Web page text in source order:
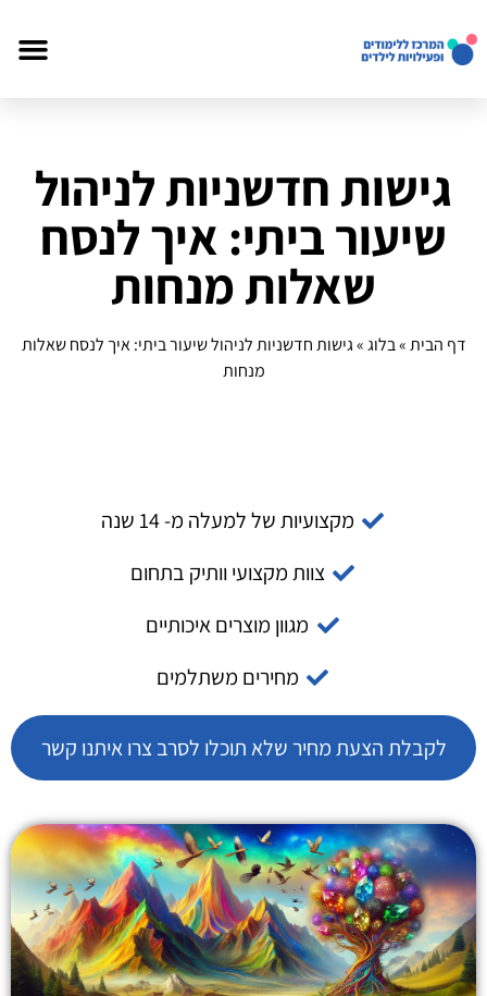
גישות חדשניות לניהול
שיעור ביתי: איך לנסח
שאלות מנחות
דף הבית»בלוג»גישות חדשניות לניהול שיעור ביתי: איך לנסח שאלות
מנחות
מקצועיות של למעלה מ- 14 שנה
צוות מקצועי וותיק בתחום
מגוון מוצרים איכותיים
מחירים משתלמים
לקבלת הצעת מחיר שלא תוכלו לסרב צרו איתנו קשר